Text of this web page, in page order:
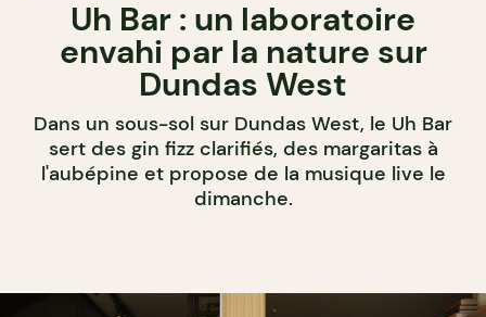
Uh Bar : un laboratoire
envahi par la nature sur
Dundas West
Dans un sous-sol sur Dundas West, le Uh Bar
sert des gin fizz clarifiés, des margaritas à
l'aubépine et propose de la musique live le
dimanche.